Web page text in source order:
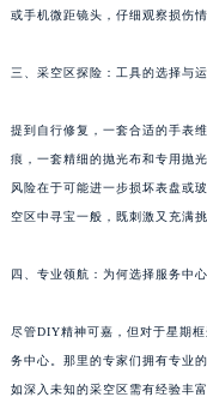
或手机微距镜头，仔细观察损伤
三、采空区探险：工具的选择与
提到自行修复，一套合适的手表
痕，一套精细的抛光布和专用抛
风险在于可能进一步损坏表盘或
空区中寻宝一般，既刺激又充满挑
四、专业领航：为何选择服务中心
尽管DIY精神可嘉，但对于星期
务中心。那里的专家们拥有专业
如深入未知的采空区需有经验丰